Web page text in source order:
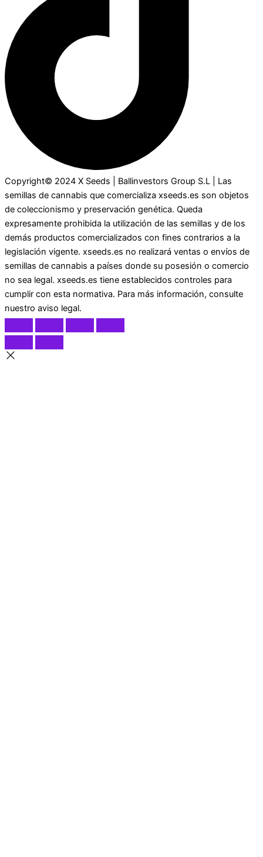
Copyright© 2024 X Seeds | Ballinvestors Group S.L | Las
semillas de cannabis que comercializa xseeds.es son objetos
de coleccionismo y preservación genética. Queda
expresamente prohibida la utilización de las semillas y de los
demás productos comercializados con fines contrarios a la
legislación vigente. xseeds.es no realizará ventas o envíos de
semillas de cannabis a países donde su posesión o comercio
no sea legal. xseeds.es tiene establecidos controles para
cumplir con esta normativa. Para más información, consulte
nuestro aviso legal.